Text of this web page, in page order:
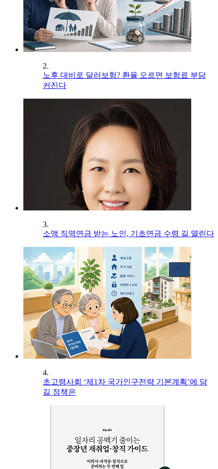
2.
노후 대비로 달러보험? 환율 오르면 보험료 부담
커진다
3.
소액 직역연금 받는 노인, 기초연금 수령 길 열린다
4.
초고령사회 ‘제1차 국가인구전략 기본계획’에 담
길 정책은